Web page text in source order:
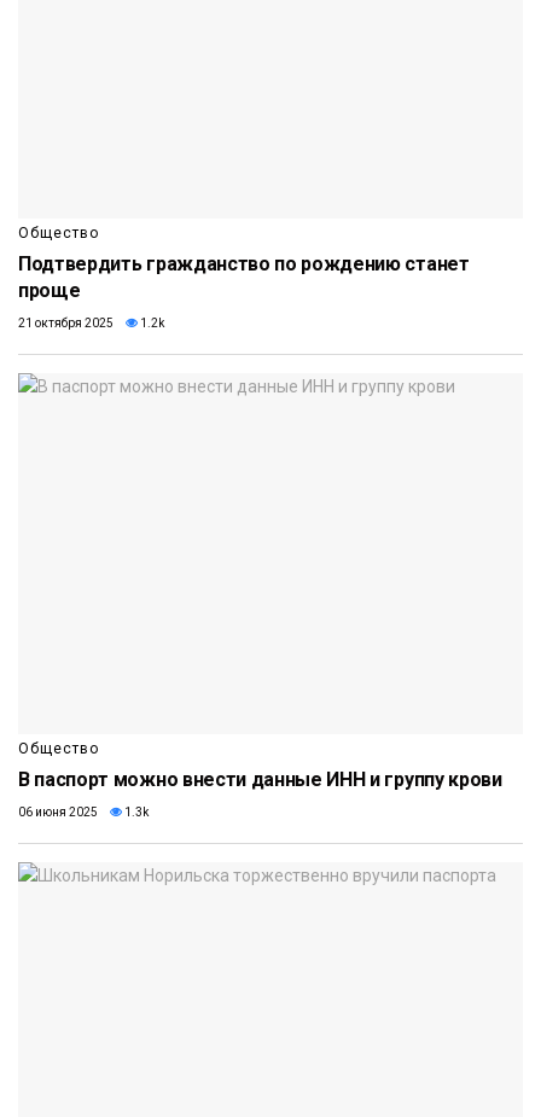
Общество
Подтвердить гражданство по рождению станет
проще
21 октября 2025 1.2k
Общество
В паспорт можно внести данные ИНН и группу крови
06 июня 2025 1.3k